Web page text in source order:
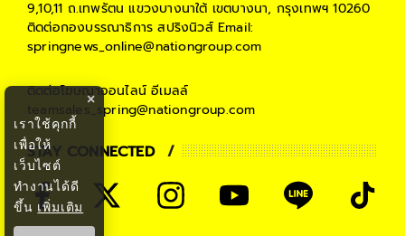
9,10,11 ถ.เทพรัตน แขวงบางนาใต้ เขตบางนา, กรุงเทพฯ 10260
ติดต่อกองบรรณาธิการ สปริงนิวส์Email:
springnews_online@nationgroup.com
ติดต่อโฆษณาออนไลน์ อีเมลล์
teamsales_spring@nationgroup.com
STAY CONNECTED
×
เราใช้คุกกี้
เพื่อให้
เว็บไซต์
ทำงานได้ดี
ขึ้น เพิ่มเติม